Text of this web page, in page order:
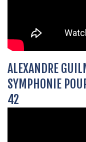
ALEXANDRE
SYMPHONIE
42